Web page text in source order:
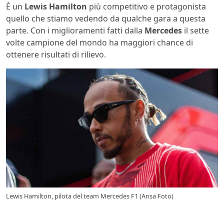
È un Lewis Hamilton più competitivo e protagonista
quello che stiamo vedendo da qualche gara a questa
parte. Con i miglioramenti fatti dalla Mercedes il sette
volte campione del mondo ha maggiori chance di
ottenere risultati di rilievo.
Lewis Hamilton, pilota del team Mercedes F1 (Ansa Foto)